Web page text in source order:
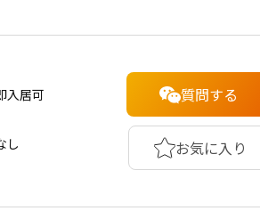
入居可
し
質問する
お気に入り